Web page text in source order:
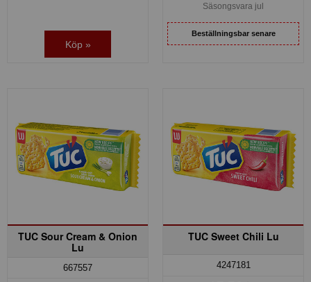
Köp »
Säsongsvara jul
Beställningsbar senare
TUC Sour Cream & Onion
Lu
667557
TUC Sweet Chili Lu
4247181